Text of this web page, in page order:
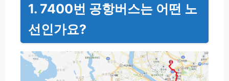
1. 7400번 공항버스는 어떤 노
선인가요?